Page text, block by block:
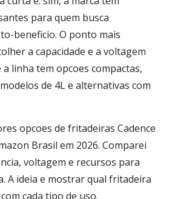
para quem busca
beneficio. O ponto mais
a capacidade e a voltagem
linha tem opcoes compactas,
de 4L e alternativas com
opcoes de fritadeiras Cadence
Brasil em 2026. Comparei
voltagem e recursos para
A ideia e mostrar qual fritadeira
cada tipo de uso.